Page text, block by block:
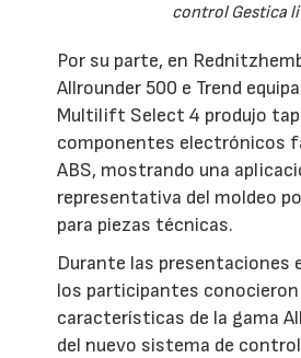
control Gestica
Por su parte, en
Allrounder 500 e Trend
Multilift Select 4 produjo
componentes electrónicos
ABS, mostrando una
representativa del moldeo
para piezas técnicas.
Durante las presentaciones
los participantes
características de la gama
del nuevo sistema de